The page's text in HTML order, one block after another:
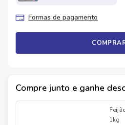
Formas de pagamento
Compre junto e ganhe
1kg